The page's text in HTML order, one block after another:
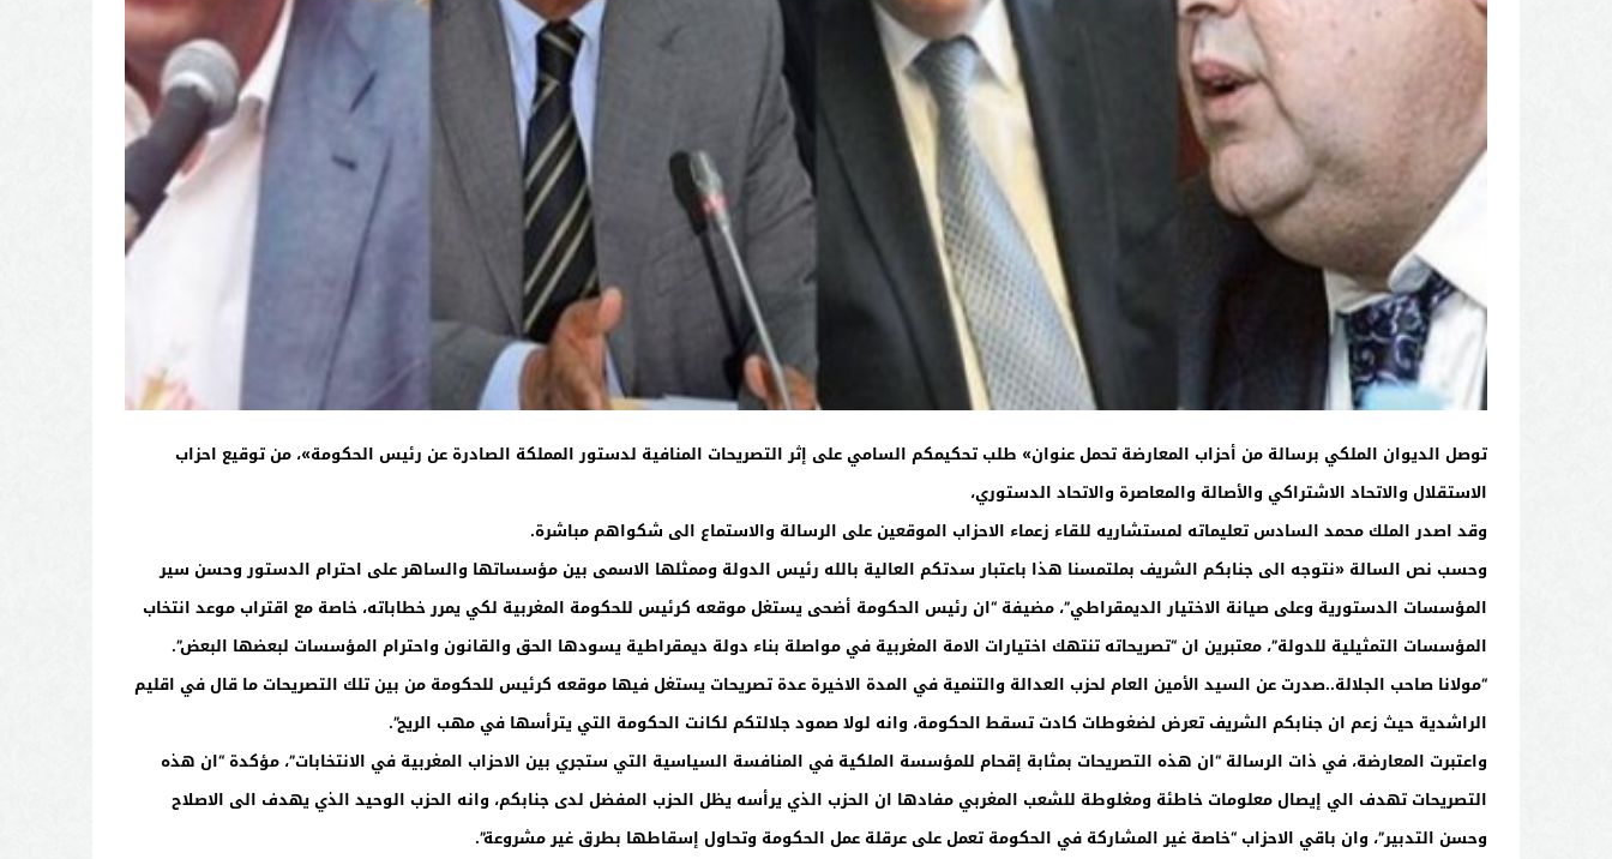
توصل الديوان الملكي برسالة من أحزاب المعارضة تحمل عنوان» طلب تحكيمكم السامي على إثر التصريحات المنافية لدستور المملكة الصادرة عن رئيس الحكومة»، من توقيع احزاب
الاستقلال والاتحاد الاشتراكي والأصالة والمعاصرة والاتحاد الدستوري،
وقد اصدر الملك محمد السادس تعليماته لمستشاريه للقاء زعماء الاحزاب الموقعين على الرسالة والاستماع الى شكواهم مباشرة.
وحسب نص السالة «نتوجه الى جنابكم الشريف بملتمسنا هذا باعتبار سدتكم العالية بالله رئيس الدولة وممثلها الاسمى بين مؤسساتها والساهر على احترام الدستور وحسن سير
المؤسسات الدستورية وعلى صيانة الاختيار الديمقراطي”، مضيفة “ان رئيس الحكومة أضحى يستغل موقعه كرئيس للحكومة المغربية لكي يمرر خطاباته، خاصة مع اقتراب موعد انتخاب
المؤسسات التمثيلية للدولة”، معتبرين ان “تصريحاته تنتهك اختيارات الامة المغربية في مواصلة بناء دولة ديمقراطية يسودها الحق والقانون واحترام المؤسسات لبعضها البعض”.
“مولانا صاحب الجلالة..صدرت عن السيد الأمين العام لحزب العدالة والتنمية في المدة الاخيرة عدة تصريحات يستغل فيها موقعه كرئيس للحكومة من بين تلك التصريحات ما قال في اقليم
الراشدية حيث زعم ان جنابكم الشريف تعرض لضغوطات كادت تسقط الحكومة، وانه لولا صمود جلالتكم لكانت الحكومة التي يترأسها في مهب الريح”.
واعتبرت المعارضة، في ذات الرسالة “ان هذه التصريحات بمثابة إقحام للمؤسسة الملكية في المنافسة السياسية التي ستجري بين الاحزاب المغربية في الانتخابات”، مؤكدة “ان هذه
التصريحات تهدف الي إيصال معلومات خاطئة ومغلوطة للشعب المغربي مفادها ان الحزب الذي يرأسه يظل الحزب المفضل لدى جنابكم، وانه الحزب الوحيد الذي يهدف الى الاصلاح
وحسن التدبير”، وان باقي الاحزاب “خاصة غير المشاركة في الحكومة تعمل على عرقلة عمل الحكومة وتحاول إسقاطها بطرق غير مشروعة”.